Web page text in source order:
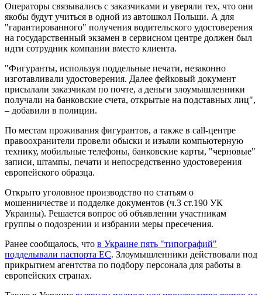
Операторы связывались с заказчиками и уверяли тех, что они
якобы будут учиться в одной из автошкол Польши. А для
"гарантированного" получения водительского удостоверения
на государственный экзамен в сервисном центре должен был
идти сотрудник компании вместо клиента.
"Фигуранты, используя поддельные печати, незаконно
изготавливали удостоверения. Далее фейковый документ
присылали заказчикам по почте, а деньги злоумышленники
получали на банковские счета, открытые на подставных лиц",
– добавили в полиции.
По местам проживания фигурантов, а также в call-центре
правоохранители провели обыски и изъяли компьютерную
технику, мобильные телефоны, банковские карты, "черновые"
записи, штампы, печати и непосредственно удостоверения
европейского образца.
Открыто уголовное производство по статьям о
мошенничестве и подделке документов (ч.3 ст.190 УК
Украины). Решается вопрос об объявлении участникам
группы о подозрении и избрании меры пресечения.
Ранее сообщалось, что в Украине пять "типографий"
подделывали паспорта ЕС. Злоумышленники действовали под
прикрытием агентства по подбору персонала для работы в
европейских странах.